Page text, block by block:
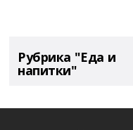
Рубрика "Еда и
напитки"